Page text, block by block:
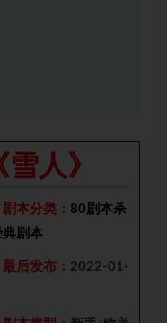
雪人》
本分类： 80剧本杀
典剧本
最后发布： 2022-01-